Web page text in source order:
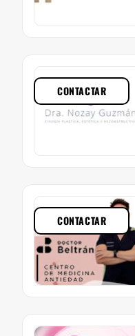
CONTACTAR
CONTACTAR